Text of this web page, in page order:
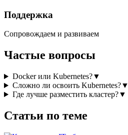
Поддержка
Сопровождаем и развиваем
Частые вопросы
Docker или Kubernetes?▼
Сложно ли освоить Kubernetes?▼
Где лучше разместить кластер?▼
Статьи по теме